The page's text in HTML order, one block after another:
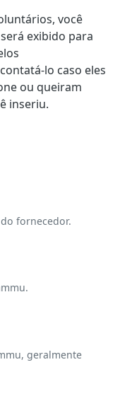
você
exibido para
lo caso eles
ou queiram
inseriu.
fornecedor.
geralmente